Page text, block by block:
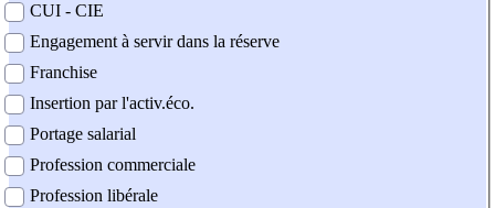
CUI - CIE
Engagement à servir dans la réserve
Franchise
Insertion par l'activ.éco.
Portage salarial
Profession commerciale
Profession libérale